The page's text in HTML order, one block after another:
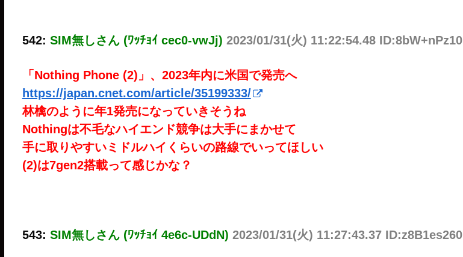
542: SIM無しさん (ﾜｯﾁｮｲ cec0-vwJj) 2023/01/31(火) 11:22:54.48 ID:8bW+nPz10
「Nothing Phone (2)」、2023年内に米国で発売へ
https://japan.cnet.com/article/35199333/
林檎のように年1発売になっていきそうね
Nothingは不毛なハイエンド競争は大手にまかせて
手に取りやすいミドルハイくらいの路線でいってほしい
(2)は7gen2搭載って感じかな？
543: SIM無しさん (ﾜｯﾁｮｲ 4e6c-UDdN) 2023/01/31(火) 11:27:43.37 ID:z8B1es260